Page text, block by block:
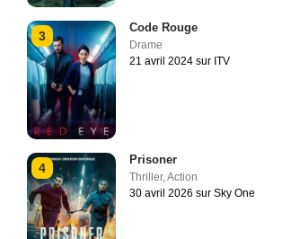
3
Code Rouge
Drame
21 avril 2024 sur ITV
4
Prisoner
Thriller,Action
30 avril 2026 sur Sky One